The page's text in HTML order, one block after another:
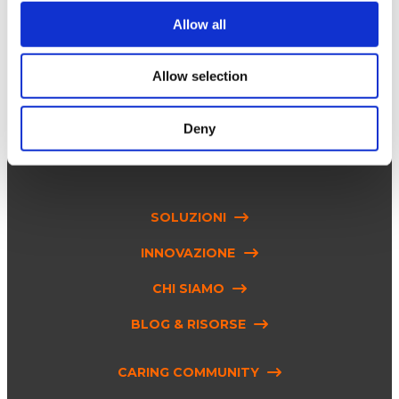
Allow all
Allow selection
Deny
seguici su
SOLUZIONI
INNOVAZIONE
CHI SIAMO
BLOG & RISORSE
CARING COMMUNITY